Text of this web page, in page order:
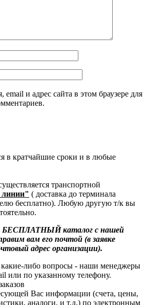
и адрес сайта в этом браузере для
в кратчайшие сроки и в любые
транспортной
( доставка до терминала
бесплатно). Любую другую т/к вы
БЕСПЛАТНЫЙ каталог с нашей
вам его почтой (в заявке
адрес организации).
либо вопросы - наши менеджеры
или по указанному телефону.
Вас информации (счета, цены,
аналоги, и т.д.) по электронным